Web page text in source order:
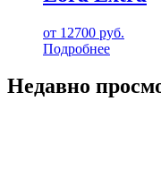
от 12700 руб.
Подробнее
Недавно